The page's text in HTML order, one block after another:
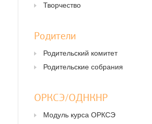
Творчество
Родители
Родительский комитет
Родительские собрания
ОРКСЭ/ОДНКНР
Модуль курса ОРКСЭ